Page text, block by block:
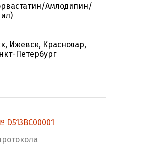
Амлодипин/
Ижевск, Краснодар,
Петербург